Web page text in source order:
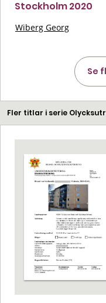
Stockholm 2020
Wiberg Georg
Se
Fler titlar i serie